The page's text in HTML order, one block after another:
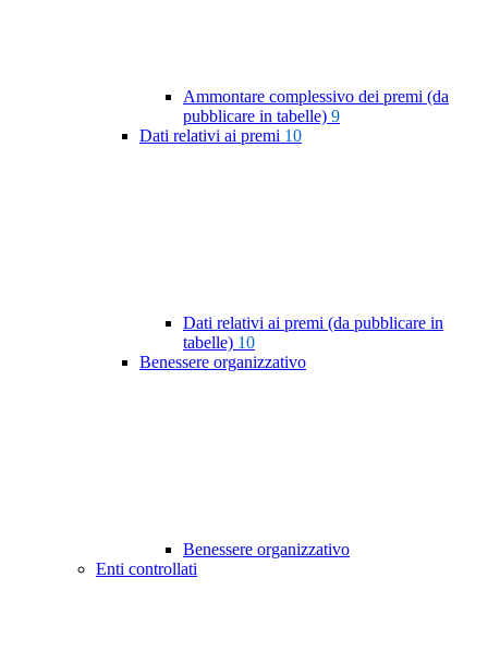
Ammontare complessivo dei premi (da
pubblicare in tabelle) 9
Dati relativi ai premi 10
Dati relativi ai premi (da pubblicare in
tabelle) 10
Benessere organizzativo
Benessere organizzativo
Enti controllati